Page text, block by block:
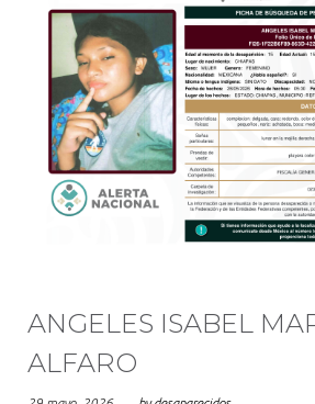
ANGELES ISABEL
ALFARO